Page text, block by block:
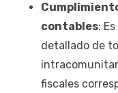
contables:
detallado de
fiscales